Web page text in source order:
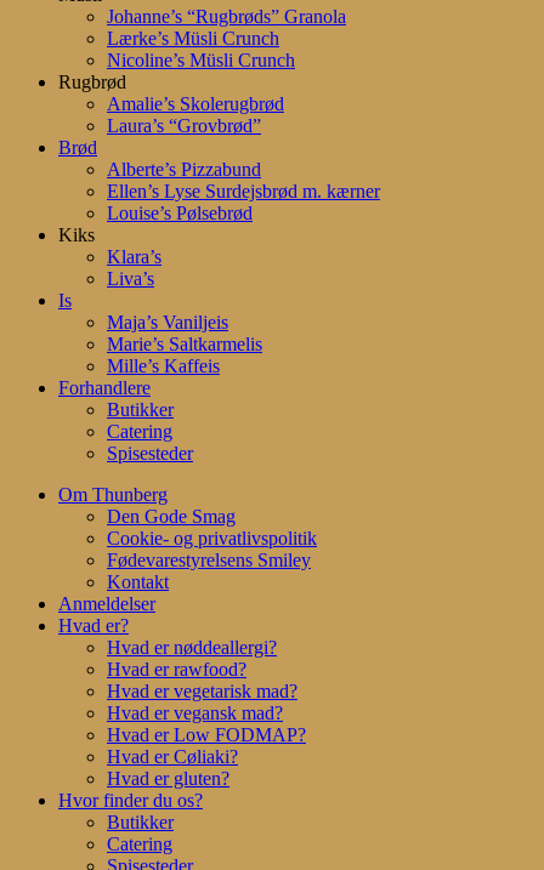
Johanne’s “Rugbrøds” Granola
Lærke’s Müsli Crunch
Nicoline’s Müsli Crunch
Rugbrød
Amalie’s Skolerugbrød
Laura’s “Grovbrød”
Brød
Alberte’s Pizzabund
Ellen’s Lyse Surdejsbrød m. kærner
Louise’s Pølsebrød
Kiks
Klara’s
Liva’s
Is
Maja’s Vaniljeis
Marie’s Saltkarmelis
Mille’s Kaffeis
Forhandlere
Butikker
Catering
Spisesteder
Om Thunberg
Den Gode Smag
Cookie- og privatlivspolitik
Fødevarestyrelsens Smiley
Kontakt
Anmeldelser
Hvad er?
Hvad er nøddeallergi?
Hvad er rawfood?
Hvad er vegetarisk mad?
Hvad er vegansk mad?
Hvad er Low FODMAP?
Hvad er Cøliaki?
Hvad er gluten?
Hvor finder du os?
Butikker
Catering